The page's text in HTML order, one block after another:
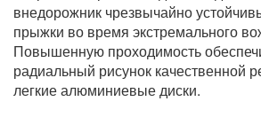
внедорожник чрезвычайно
прыжки во время экстремального
Повышенную проходимость
радиальный рисунок качественной
легкие алюминиевые диски.